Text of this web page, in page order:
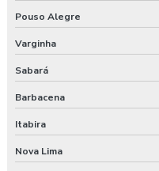
Exame demissional valor
Exame médico admissional
Exames complementares
Gerenciamento de risco no
Gerenciamento de riscos
Pouso Alegre
Varginha
Sabará
Barbacena
Itabira
Nova Lima